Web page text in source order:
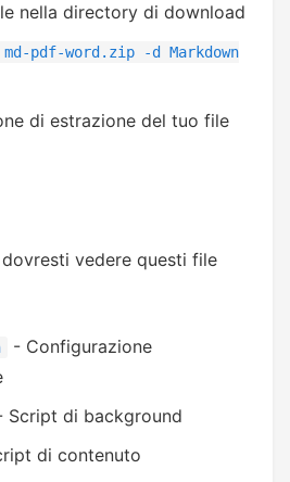
nella directory di download
pdf-word.zip -d Markdown
di estrazione del tuo file
vedere questi file
- Configurazione
Script di background
di contenuto